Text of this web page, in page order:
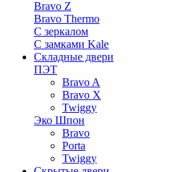
Bravo Z
Bravo Thermo
С зеркалом
С замками Kale
Складные двери
ПЭТ
Bravo A
Bravo X
Twiggy
Эко Шпон
Bravo
Porta
Twiggy